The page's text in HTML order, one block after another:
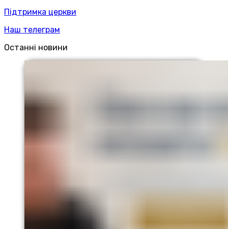
Підтримка церкви
Наш телеграм
Останні новини